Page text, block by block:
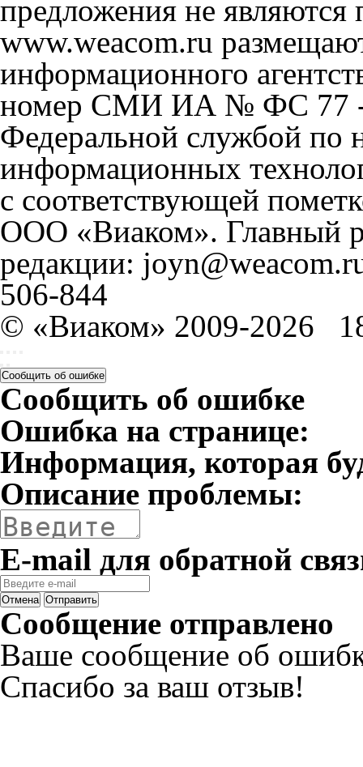
предложения не
www.weacom.ru
информационного
номер СМИ ИА № ФС 77 -
Федеральной службой по
информационных
с соответствующей
ООО «Виаком». Главный
редакции:
506-844
© «Виаком» 2009-2026
Сообщить об ошибке
Сообщить об ошибке
Ошибка на странице:
Информация, которая
Описание проблемы:
E-mail для обратной
Отмена Отправить
Сообщение отправлено
Ваше сообщение об
Спасибо за ваш отзыв!